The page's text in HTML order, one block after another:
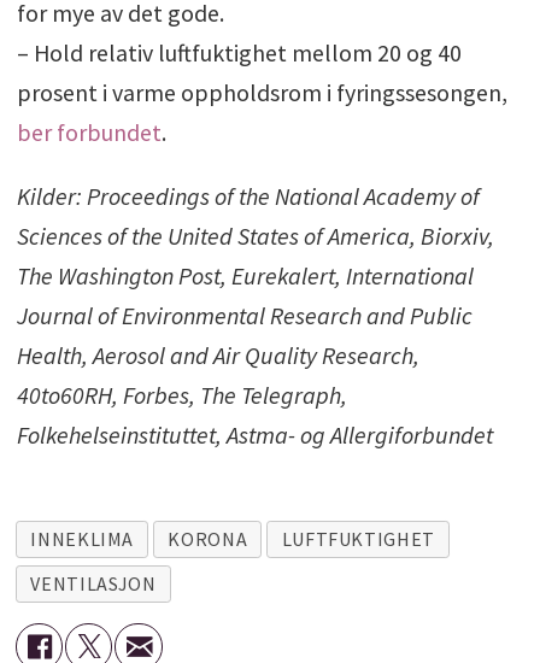
for mye av det gode.
– Hold relativ luftfuktighet mellom 20 og 40
prosent i varme oppholdsrom i fyringssesongen,
ber forbundet.
Kilder: Proceedings of the National Academy of
Sciences of the United States of America, Biorxiv,
The Washington Post, Eurekalert, International
Journal of Environmental Research and Public
Health, Aerosol and Air Quality Research,
40to60RH, Forbes, The Telegraph,
Folkehelseinstituttet, Astma- og Allergiforbundet
INNEKLIMA KORONA
LUFTFUKTIGHET
VENTILASJON